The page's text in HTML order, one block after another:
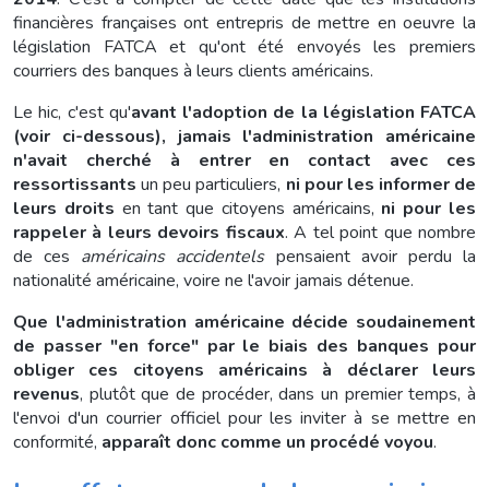
financières françaises ont entrepris de mettre en oeuvre la
législation FATCA et qu'ont été envoyés les premiers
courriers des banques à leurs clients américains.
Le hic, c'est qu'avant l'adoption de la législation FATCA
(voir ci-dessous), jamais l'administration américaine
n'avait cherché à entrer en contact avec ces
ressortissants un peu particuliers, ni pour les informer de
leurs droits en tant que citoyens américains, ni pour les
rappeler à leurs devoirs fiscaux. A tel point que nombre
de ces américains accidentelspensaient avoir perdu la
nationalité américaine, voire ne l'avoir jamais détenue.
Que l'administration américaine décide soudainement
de passer "en force" par le biais des banques pour
obliger ces citoyens américains à déclarer leurs
revenus, plutôt que de procéder, dans un premier temps, à
l'envoi d'un courrier officiel pour les inviter à se mettre en
conformité, apparaît donc comme un procédé voyou.